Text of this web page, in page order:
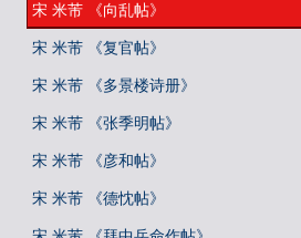
宋 米芾 《向乱帖》
宋 米芾 《复官帖》
宋 米芾 《多景楼诗册》
宋 米芾 《张季明帖》
宋 米芾 《彦和帖》
宋 米芾 《德忱帖》